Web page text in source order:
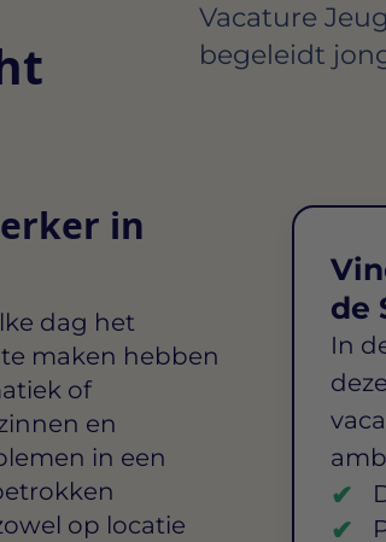
Vacature
begeleidt
in
dag het
maken hebben
of
en
in een
op locatie
de
In